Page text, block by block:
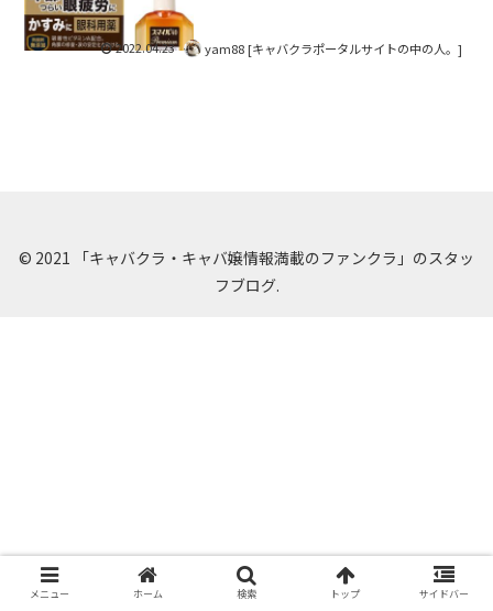
2022.04.23 yam88 [キャバクラポータルサイトの中の人。]
© 2021 「キャバクラ・キャバ嬢情報満載のファンクラ」のスタッ
フブログ.
メニュー ホーム 検索 トップ サイドバー